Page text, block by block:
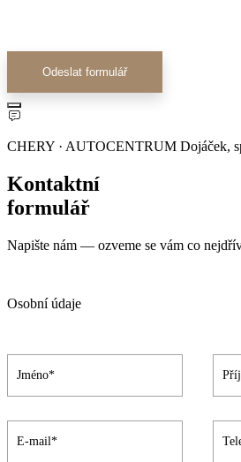
Odeslat formulář
CHERY · AUTOCENTRUM Dojáček,
Kontaktní
formulář
Napište nám — ozveme se vám co
Osobní údaje